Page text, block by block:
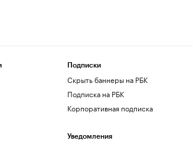
Подписки
Скрыть баннеры на РБК
Подписка на РБК
Корпоративная подписка
Уведомления